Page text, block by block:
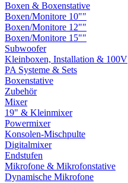
Boxen & Boxenstative
Boxen/Monitore 10""
Boxen/Monitore 12""
Boxen/Monitore 15""
Subwoofer
Kleinboxen, Installation & 100V
PA Systeme & Sets
Boxenstative
Zubehör
Mixer
19" & Kleinmixer
Powermixer
Konsolen-Mischpulte
Digitalmixer
Endstufen
Mikrofone & Mikrofonstative
Dynamische Mikrofone